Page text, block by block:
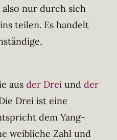
also nur durch sich
teilen. Es handelt
aus der Drei und der
Drei ist eine
dem Yang-
weibliche Zahl und